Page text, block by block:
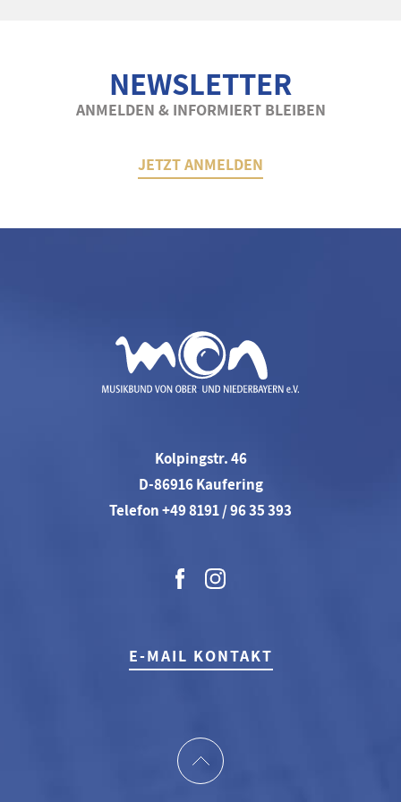
NEWSLETTER
ANMELDEN & INFORMIERT BLEIBEN
JETZT ANMELDEN
Kolpingstr. 46
D-86916 Kaufering
Telefon +49 8191 / 96 35 393
E-MAIL KONTAKT